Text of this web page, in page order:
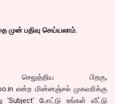
முன் பதிவு செய்யலாம்.
பிறகு,
என்ற மின்னஞ்சல் முகவரிக்கு
'Subject' போட்டு உங்கள் வீட்டு